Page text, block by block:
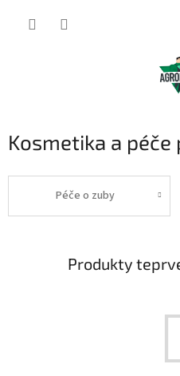
Kosmetika a péče
Péče o zuby
Produkty